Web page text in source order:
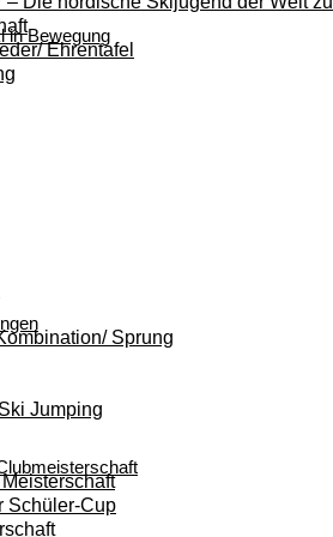
in Bewegung
Ehrentafel
Sprung
Jumping
Schüler-Cup